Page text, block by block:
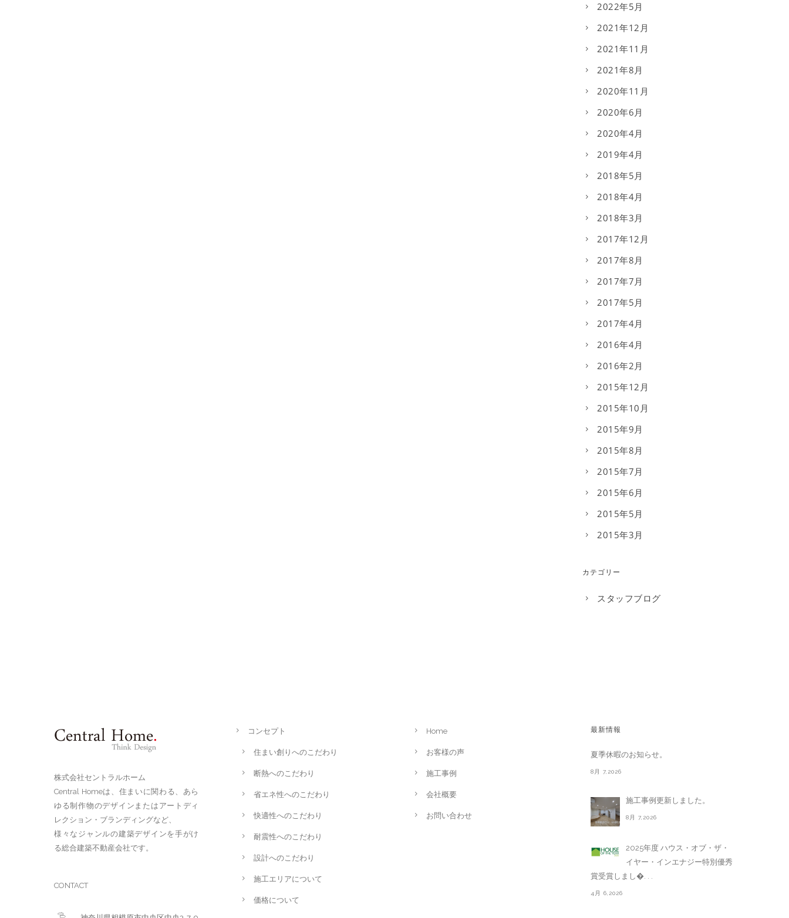
2022年5月
2021年12月
2021年11月
2021年8月
2020年11月
2020年6月
2020年4月
2019年4月
2018年5月
2018年4月
2018年3月
2017年12月
2017年8月
2017年7月
2017年5月
2017年4月
2016年4月
2016年2月
2015年12月
2015年10月
2015年9月
2015年8月
2015年7月
2015年6月
2015年5月
2015年3月
カテゴリー
スタッフブログ
株式会社セントラルホーム
Central Homeは、住まいに関わる、あら
ゆる制作物のデザインまたはアートディ
レクション・ブランディングなど、
様々なジャンルの建築デザインを手がけ
る総合建築不動産会社です。
CONTACT
コンセプト
住まい創りへのこだわり
断熱へのこだわり
省エネ性へのこだわり
快適性へのこだわり
耐震性へのこだわり
設計へのこだわり
施工エリアについて
価格について
Home
お客様の声
施工事例
会社概要
お問い合わせ
最新情報
夏季休暇のお知らせ。
8月 7,2026
施工事例更新しました。
8月 7,2026
2025年度 ハウス・オブ・ザ・
イヤー・インエナジー特別優秀
賞受賞しまし�. . .
4月 6,2026